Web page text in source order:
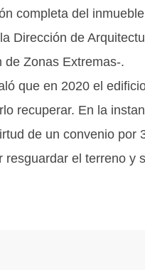
completa del
Dirección de
de Zonas Extremas-.
que en 2020 el
recuperar. En la
de un convenio por
el terreno y